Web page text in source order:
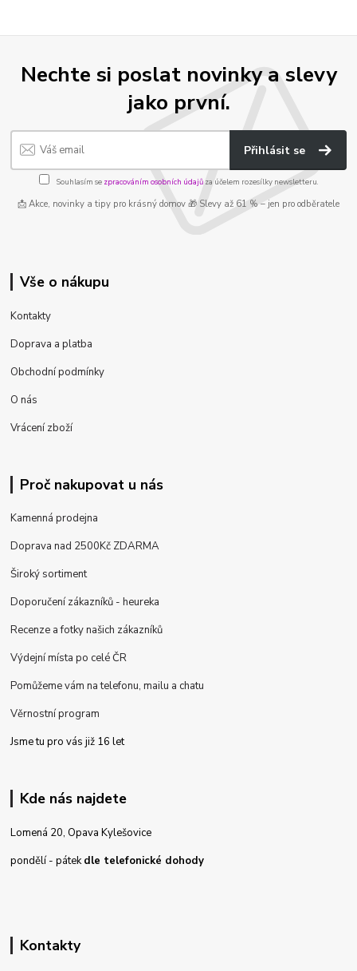
Nechte si poslat novinky a slevy
jako první.
Přihlásit se
Souhlasím se zpracováním osobních údajůza účelem rozesílky newsletteru.
📩 Akce, novinky a tipy pro krásný domov 🎁 Slevy až 61 % – jen pro odběratele
Vše o nákupu
Kontakty
Doprava a platba
Obchodní podmínky
O nás
Vrácení zboží
Proč nakupovat u nás
Kamenná prodejna
Doprava nad 2500Kč ZDARMA
Široký sortiment
Doporučení zákazníků - heureka
Recenze a fotky našich zákazníků
Výdejní místa po celé ČR
Pomůžeme vám na telefonu, mailu a chatu
Věrnostní program
Jsme tu pro vás již 16 let
Kde nás najdete
Lomená 20, Opava Kylešovice
pondělí - pátekdle telefonické dohody
Kontakty